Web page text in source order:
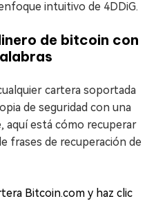
intuitivo de 4DDiG.
de bitcoin con
cartera soportada
de seguridad con una
aquí está cómo recuperar
frases de recuperación de
Bitcoin.com y haz clic